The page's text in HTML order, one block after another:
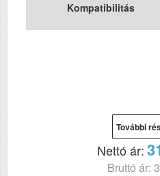
Kompatibilitás
További
Nettó ár:
Bruttó ár: